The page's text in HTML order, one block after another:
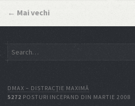
← Mai vechi
DMAX – DISTRACŢIE MAXIMĂ
5272 POSTURI INCEPAND DIN MARTIE 2008